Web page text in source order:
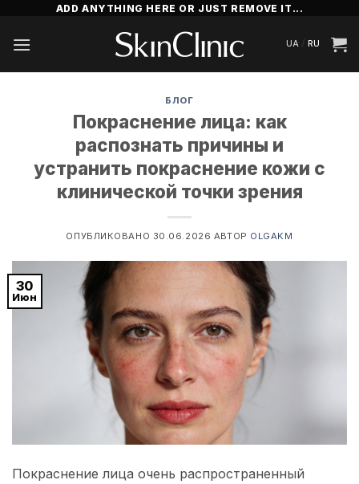
content
ADD ANYTHING HERE OR JUST REMOVE IT...
UA / RU
БЛОГ
Покраснение лица: как
распознать причины и
устранить покраснение кожи с
клинической точки зрения
ОПУБЛИКОВАНО 30.06.2026 АВТОР OLGAKM
30
Июн
Покраснение лица очень распространенный